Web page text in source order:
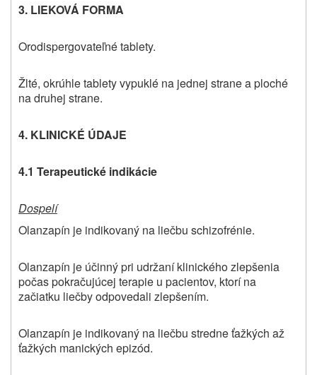
3. LIEKOVÁ FORMA
Orodispergovateľné tablety.
Žlté, okrúhle tablety vypuklé na jednej strane a ploché
na druhej strane.
4. KLINICKÉ ÚDAJE
4.1 Terapeutické indikácie
Dospelí
Olanzapín je indikovaný na liečbu schizofrénie.
Olanzapín je účinný pri udržaní klinického zlepšenia
počas pokračujúcej terapie u pacientov, ktorí na
začiatku liečby odpovedali zlepšením.
Olanzapín je indikovaný na liečbu stredne ťažkých až
ťažkých manických epizód.